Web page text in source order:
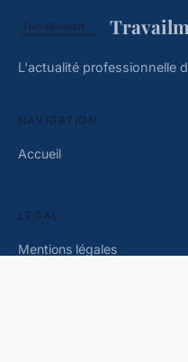
L'actualité professionnelle
NAVIGATION
Accueil
LÉGAL
Mentions légales